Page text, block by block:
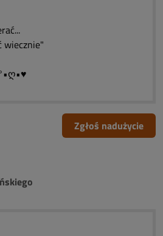
wiecznie"
Zgłoś nadużycie